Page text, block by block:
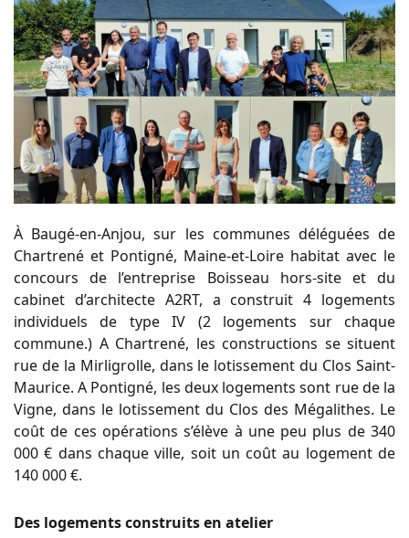
À Baugé-en-Anjou, sur les communes déléguées de
Chartrené et Pontigné, Maine-et-Loire habitat avec le
concours de l’entreprise Boisseau hors-site et du
cabinet d’architecte A2RT, a construit 4 logements
individuels de type IV (2 logements sur chaque
commune.) A Chartrené, les constructions se situent
rue de la Mirligrolle, dans le lotissement du Clos Saint-
Maurice. A Pontigné, les deux logements sont rue de la
Vigne, dans le lotissement du Clos des Mégalithes. Le
coût de ces opérations s’élève à une peu plus de 340
000 € dans chaque ville, soit un coût au logement de
140 000 €.
Des logements construits en atelier